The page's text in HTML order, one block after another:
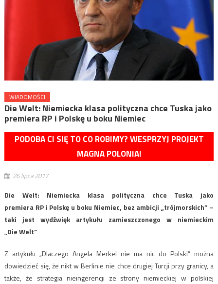
WIADOMOŚCI
Die Welt: Niemiecka klasa polityczna chce Tuska jako
premiera RP i Polskę u boku Niemiec
PODOBA CI SIĘ TO CO ROBIMY? WESPRZYJ PROJEKT
MAGNA POLONIA!
26 lipca 2017
Die Welt: Niemiecka klasa polityczna chce Tuska jako
premiera RP i Polskę u boku Niemiec, bez ambicji „trójmorskich” –
taki jest wydźwięk artykułu zamieszczonego w niemieckim
„Die Welt”
Z artykułu „Dlaczego Angela Merkel nie ma nic do Polski” można
dowiedzieć się, że nikt w Berlinie nie chce drugiej Turcji przy granicy, a
także, że strategia nieingerencji ze strony niemieckiej w polskiej